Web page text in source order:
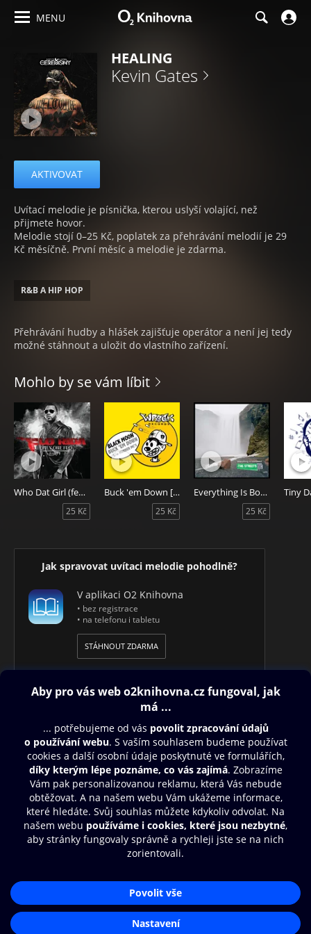
MENU
HEALING
Kevin Gates
AKTIVOVAT
Uvítací melodie je písnička, kterou uslyší volající, než
přijmete hovor.
Melodie stojí 0–25 Kč, poplatek za přehrávání melodií je 29
Kč měsíčně. První měsíc a melodie je zdarma.
R&B A HIP HOP
Přehrávání hudby a hlášek zajišťuje operátor a není jej tedy
možné stáhnout a uložit do vlastního zařízení.
Mohlo by se vám líbit
Who Dat Girl (feat. Akon)
25 Kč
Buck 'em Down [Da Beatminerz Mix]
25 Kč
Everything Is Borrowed
25 Kč
Jak spravovat uvítaci melodie pohodlně?
V aplikaci O2 Knihovna
• bez registrace
• na telefonu i tabletu
STÁHNOUT ZDARMA
Obsah ke stažení
Moje O2 Knihovna
Další zábava
© O2 Czech Republic a.s.
Zásady zpracování osobních údajůAplikace O2 Knihovna
Čti a poslouchej své e-knihy a